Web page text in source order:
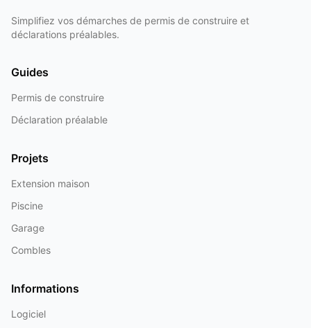
Simplifiez vos démarches de permis de construire et
déclarations préalables.
Guides
Permis de construire
Déclaration préalable
Projets
Extension maison
Piscine
Garage
Combles
Informations
Logiciel